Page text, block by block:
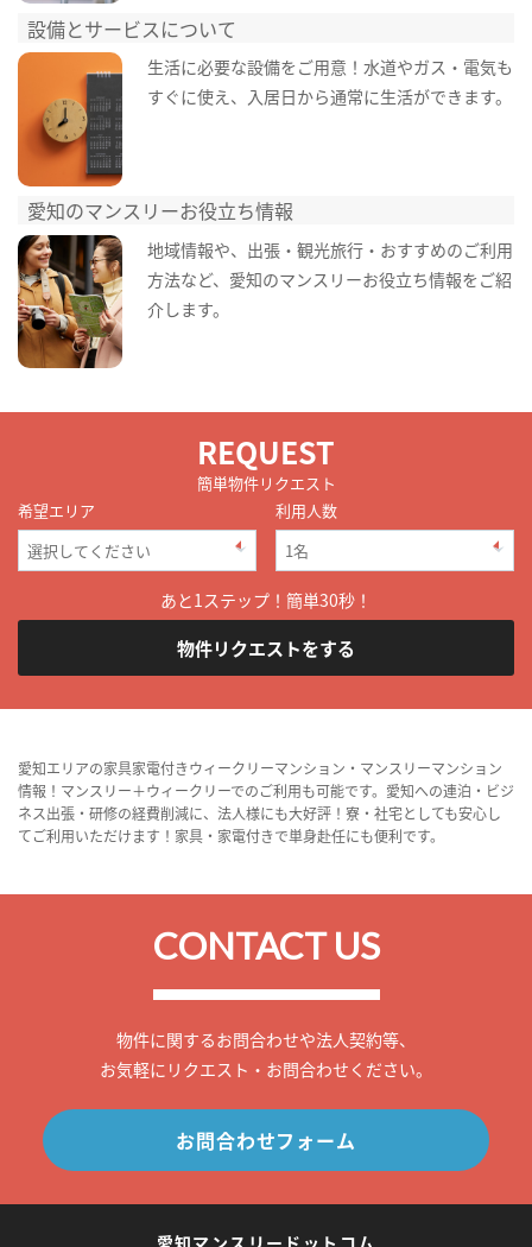
設備とサービスについて
生活に必要な設備をご用意！水道やガス・電気も
すぐに使え、入居日から通常に生活ができます。
愛知のマンスリーお役立ち情報
地域情報や、出張・観光旅行・おすすめのご利用
方法など、愛知のマンスリーお役立ち情報をご紹
介します。
REQUEST
簡単物件リクエスト
希望エリア
利用人数
あと1ステップ！簡単30秒！
物件リクエストをする
愛知エリアの家具家電付きウィークリーマンション・マンスリーマンション
情報！マンスリー＋ウィークリーでのご利用も可能です。愛知への連泊・ビジ
ネス出張・研修の経費削減に、法人様にも大好評！寮・社宅としても安心し
てご利用いただけます！家具・家電付きで単身赴任にも便利です。
CONTACT US
物件に関するお問合わせや法人契約等、
お気軽にリクエスト・お問合わせください。
お問合わせフォーム
愛知マンスリードットコム